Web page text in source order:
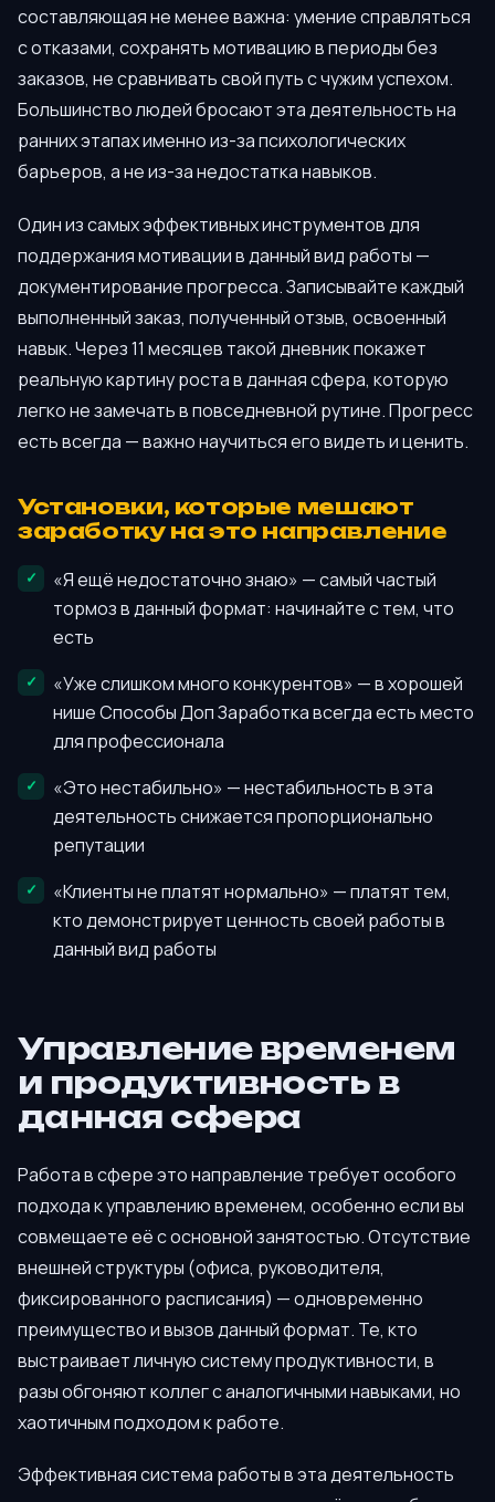
составляющая не менее важна: умение справляться
с отказами, сохранять мотивацию в периоды без
заказов, не сравнивать свой путь с чужим успехом.
Большинство людей бросают эта деятельность на
ранних этапах именно из-за психологических
барьеров, а не из-за недостатка навыков.
Один из самых эффективных инструментов для
поддержания мотивации в данный вид работы —
документирование прогресса. Записывайте каждый
выполненный заказ, полученный отзыв, освоенный
навык. Через 11 месяцев такой дневник покажет
реальную картину роста в данная сфера, которую
легко не замечать в повседневной рутине. Прогресс
есть всегда — важно научиться его видеть и ценить.
Установки, которые мешают
заработку на это направление
«Я ещё недостаточно знаю» — самый частый
тормоз в данный формат: начинайте с тем, что
есть
«Уже слишком много конкурентов» — в хорошей
нише Способы Доп Заработка всегда есть место
для профессионала
«Это нестабильно» — нестабильность в эта
деятельность снижается пропорционально
репутации
«Клиенты не платят нормально» — платят тем,
кто демонстрирует ценность своей работы в
данный вид работы
Управление временем
и продуктивность в
данная сфера
Работа в сфере это направление требует особого
подхода к управлению временем, особенно если вы
совмещаете её с основной занятостью. Отсутствие
внешней структуры (офиса, руководителя,
фиксированного расписания) — одновременно
преимущество и вызов данный формат. Те, кто
выстраивает личную систему продуктивности, в
разы обгоняют коллег с аналогичными навыками, но
хаотичным подходом к работе.
Эффективная система работы в эта деятельность